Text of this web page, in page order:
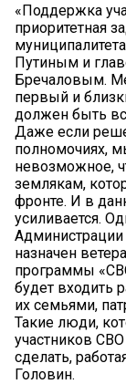
«Поддержка
приоритетная
Путиным и
Бречаловым.
первый и
должен быть
Даже если
полномочиях,
невозможное,
землякам,
фронте. И в
усиливается.
назначен
программы
будет входить
их семьями,
Такие люди,
участников
сделать,
Головин.